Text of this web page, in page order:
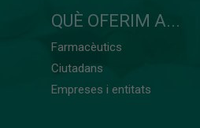
QUÈ OFERIM A...
Farmacèutics
Ciutadans
Empreses i entitats